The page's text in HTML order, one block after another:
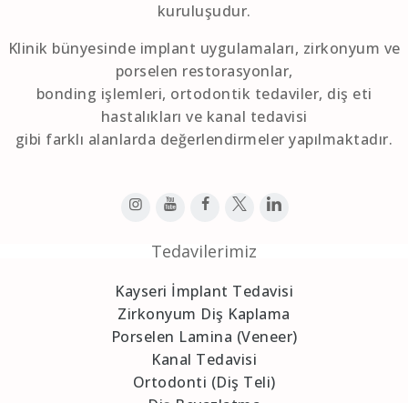
kuruluşudur.
Klinik bünyesinde implant uygulamaları, zirkonyum ve
porselen restorasyonlar,
bonding işlemleri, ortodontik tedaviler, diş eti
hastalıkları ve kanal tedavisi
gibi farklı alanlarda değerlendirmeler yapılmaktadır.
Tedavilerimiz
Kayseri İmplant Tedavisi
Zirkonyum Diş Kaplama
Porselen Lamina (Veneer)
Kanal Tedavisi
Ortodonti (Diş Teli)